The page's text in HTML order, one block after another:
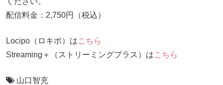
配信料金：2,750円（税込）
Locipo（ロキポ）はこちら
Streaming＋（ストリーミングプラス）はこちら
山口智充